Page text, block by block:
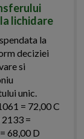
lichidare
la
deciziei
si
unic.
= 72,00 C
=
68,00 D